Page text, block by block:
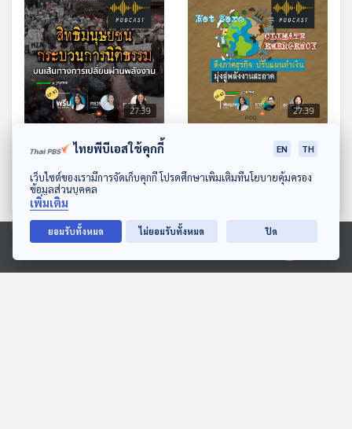
ดาวน์โหลด Thai PBS Podcast Application
Ⓒ 2020 องค์การกระจายเสียงและแพร่ภาพสาธารณะแห่งประเทศไทย
27:39
EP. 62: สิทธิมนุษยชน-
กระบวนการนิติธรรม บน
เส้นทางเปลี่ยนผ่านพลังงาน
The Active Podcast
27:39
EP. 63: ดึงภาคธุรกิจ ปรับ
แผนทำเงิน มุ่งสู่พลังงาน
สะอาด
The Active Podcast
ตอนที่เกี่ยวข้อง
ไทยพีบีเอสใช้คุกกี้ EN TH
เว็บไซต์ของเรามีการจัดเก็บคุกกี้ โปรดศึกษาเพิ่มเติมที่นโยบายคุ้มครอง
ข้อมูลส่วนบุคคล
เพิ่มเติม
ยอมรับทั้งหมด ไม่ยอมรับทั้งหมด ปิด